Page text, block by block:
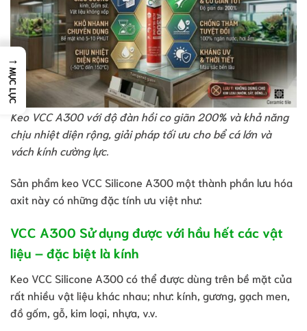
Keo VCC A300 với độ đàn hồi co giãn 200% và khả năng
chịu nhiệt diện rộng, giải pháp tối ưu cho bể cá lớn và
vách kính cường lực.
Sản phẩm keo VCC Silicone A300 một thành phần lưu hóa
axit này có những đặc tính ưu việt như:
VCC A300 Sử dụng được với hầu hết các vật
liệu – đặc biệt là kính
Keo VCC Silicone A300 có thể được dùng trên bề mặt của
rất nhiều vật liệu khác nhau; như: kính, gương, gạch men,
đồ gốm, gỗ, kim loại, nhựa, v.v.
→
MỤC LỤC